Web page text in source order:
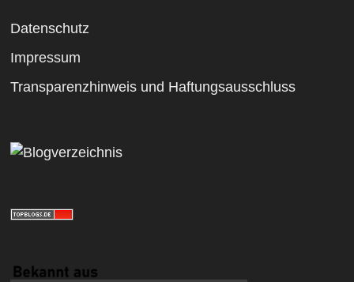
Datenschutz
Impressum
Transparenzhinweis und Haftungsausschluss